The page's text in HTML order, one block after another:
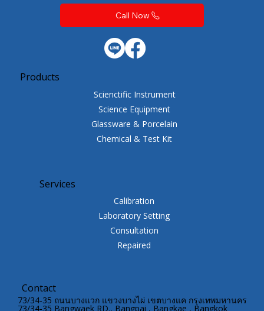
Call Now
Products
Scienctific Instrument
Science Equipment
Glassware & Porcelain
Chemical & Test Kit
Services
Calibration
Laboratory Setting
Consultation
Repaired
Contact
73/34-35 ถนนบางแวก แขวงบางไผ่ เขตบางแค กรุงเทพมหานคร
73/34-35 Bangwaek RD., Bangpai , Bangkae , Bangkok